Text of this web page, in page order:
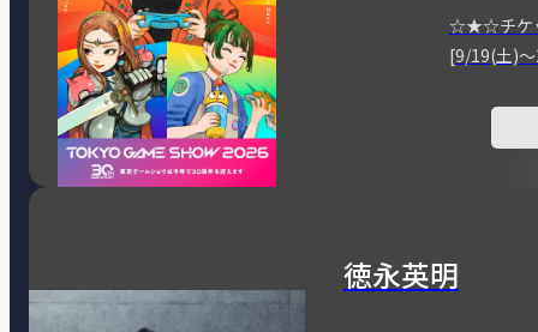
☆★☆チケ
[9/19(土)
徳永英明